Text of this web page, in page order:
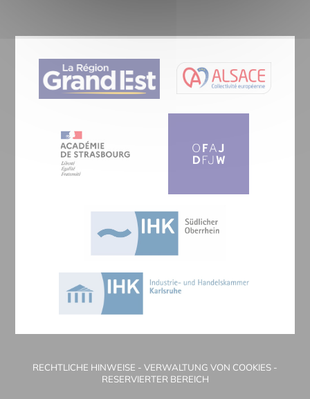
RECHTLICHE HINWEISE - VERWALTUNG VON COOKIES -
RESERVIERTER BEREICH